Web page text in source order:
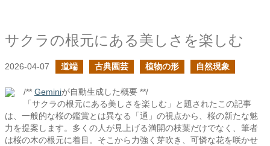
サクラの根元にある美しさを楽しむ
2026-04-07 道端 古典園芸 植物の形 自然現象
/** Geminiが自動生成した概要 **/
「サクラの根元にある美しさを楽しむ」と題されたこの記事
は、一般的な桜の鑑賞とは異なる「通」の視点から、桜の新たな魅
力を提案します。多くの人が見上げる満開の枝葉だけでなく、筆者
は桜の木の根元に着目。そこから力強く芽吹き、可憐な花を咲かせ